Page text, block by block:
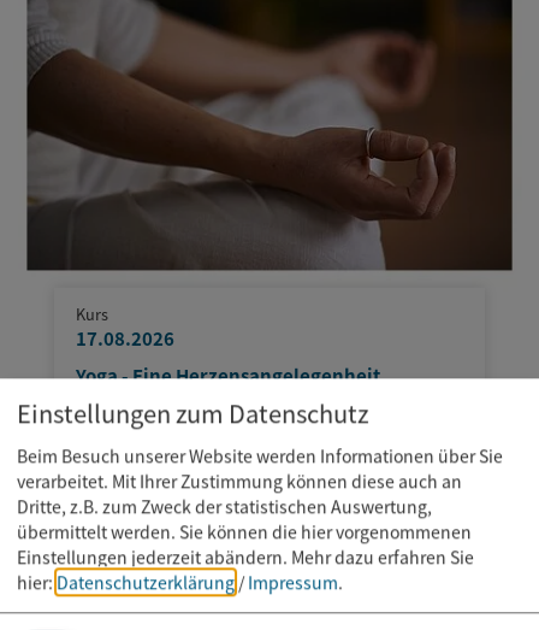
Kurs
17.08.2026
Yoga - Eine Herzensangelegenheit
Einstellungen zum Datenschutz
Beim Besuch unserer Website werden Informationen über Sie
verarbeitet. Mit Ihrer Zustimmung können diese auch an
Dritte, z.B. zum Zweck der statistischen Auswertung,
übermittelt werden. Sie können die hier vorgenommenen
Einstellungen jederzeit abändern. Mehr dazu erfahren Sie
hier: Datenschutzerklärung / Impressum.